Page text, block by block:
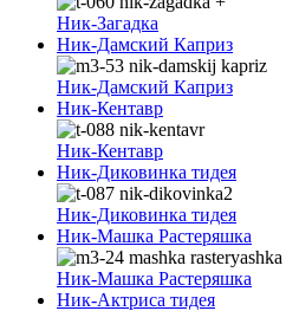
Ник-Загадка
Ник-Дамский Каприз
Ник-Дамский Каприз
Ник-Кентавр
Ник-Кентавр
Ник-Диковинка тидея
Ник-Диковинка тидея
Ник-Машка Растеряшка
Ник-Машка Растеряшка
Ник-Актриса тидея